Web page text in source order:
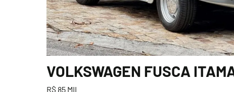
VOLKSWAGEN FUSCA
R$ 85 MIL